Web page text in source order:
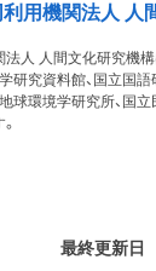
用機関法人 人
人 人間文化研究機構
研究資料館、国立国
球環境学研究所、国
最終更新日